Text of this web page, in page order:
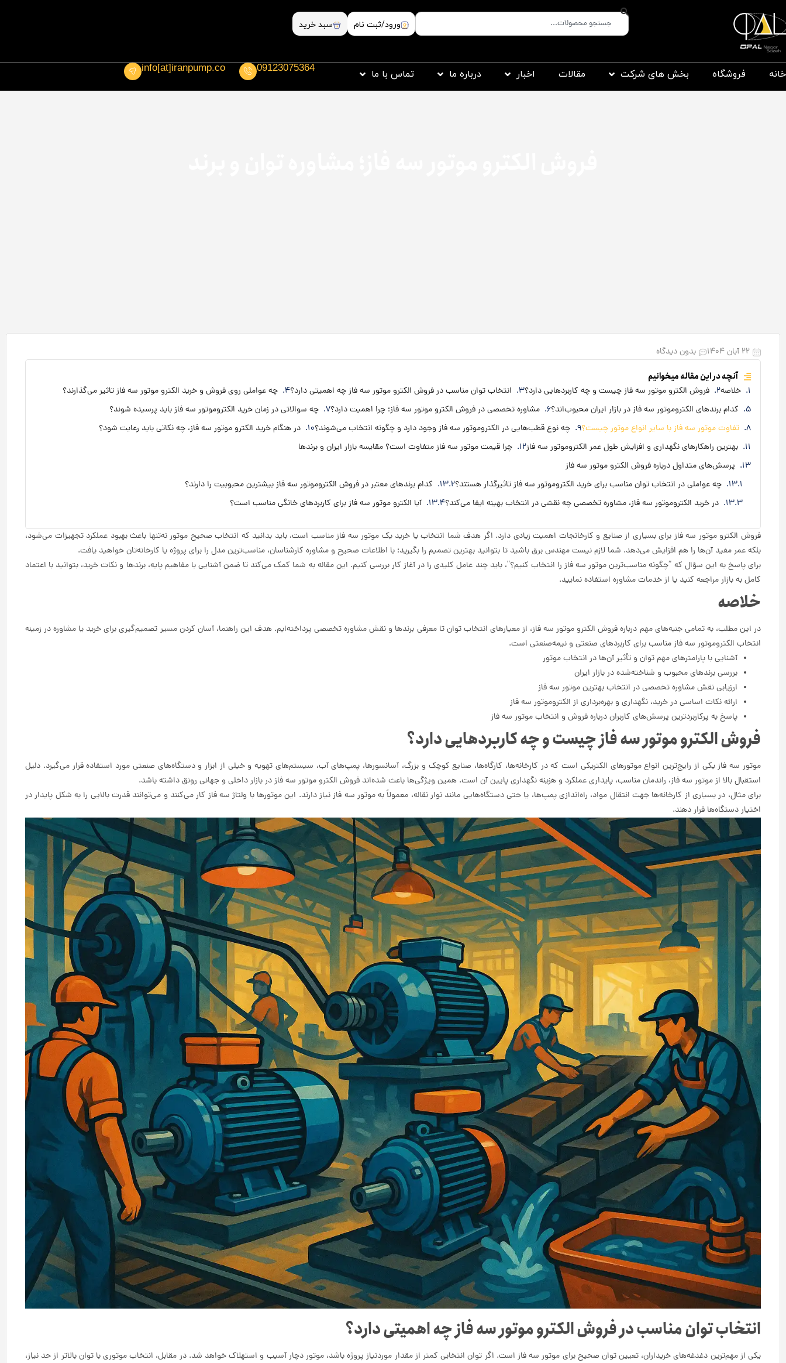
ورود/ثبت نام سبد خرید
خانه فروشگاه بخش های شرکت مقالات اخبار درباره ما تماس با ما
09123075364
info[at]iranpump.co
۲۲ آبان ۱۴۰۴ بدون دیدگاه
آنچه در این مقاله میخوانیم
خلاصه فروش الکترو موتور سه فاز چیست و چه کاربردهایی دارد؟ انتخاب توان مناسب در فروش الکترو موتور سه فاز چه اهمیتی دارد؟
چه عواملی روی فروش و خرید الکترو موتور سه فاز تاثیر می‌گذارند؟
کدام برندهای الکتروموتور سه فاز در بازار ایران محبوب‌اند؟
مشاوره تخصصی در فروش الکترو موتور سه فاز؛ چرا اهمیت دارد؟
چه سوالاتی در زمان خرید الکتروموتور سه فاز باید پرسیده شوند؟
تفاوت موتور سه فاز با سایر انواع موتور چیست؟
چه نوع قطب‌هایی در الکتروموتور سه فاز وجود دارد و چگونه انتخاب می‌شوند؟
در هنگام خرید الکترو موتور سه فاز، چه نکاتی باید رعایت شود؟
بهترین راهکارهای نگهداری و افزایش طول عمر الکتروموتور سه فاز
چرا قیمت موتور سه فاز متفاوت است؟ مقایسه بازار ایران و برندها
پرسش‌های متداول درباره فروش الکترو موتور سه فاز
چه عواملی در انتخاب توان مناسب برای خرید الکتروموتور سه فاز تاثیرگذار هستند؟
کدام برندهای معتبر در فروش الکتروموتور سه فاز بیشترین محبوبیت را دارند؟
در خرید الکتروموتور سه فاز، مشاوره تخصصی چه نقشی در انتخاب بهینه ایفا می‌کند؟
آیا الکترو موتور سه فاز برای کاربردهای خانگی مناسب است؟
فروش الکترو موتور سه فاز برای بسیاری از صنایع و کارخانجات اهمیت زیادی دارد. اگر هدف شما انتخاب یا خرید یک موتور سه فاز مناسب است، باید بدانید که انتخاب صحیح موتور نه‌تنها باعث بهبود عملکرد تجهیزات می‌شود،
بلکه عمر مفید آن‌ها را هم افزایش می‌دهد. شما لازم نیست مهندس برق باشید تا بتوانید بهترین تصمیم را بگیرید؛ با اطلاعات صحیح و مشاوره کارشناسان، مناسب‌ترین مدل را برای پروژه یا کارخانه‌تان خواهید یافت.
برای پاسخ به این سؤال که “چگونه مناسب‌ترین موتور سه فاز را انتخاب کنیم؟”، باید چند عامل کلیدی را در آغاز کار بررسی کنیم. این مقاله به شما کمک می‌کند تا ضمن آشنایی با مفاهیم پایه، برندها و نکات خرید، بتوانید با اعتماد
کامل به بازار مراجعه کنید یا از خدمات مشاوره استفاده نمایید.
خلاصه
در این مطلب، به تمامی جنبه‌های مهم درباره فروش الکترو موتور سه فاز، از معیارهای انتخاب توان تا معرفی برندها و نقش مشاوره تخصصی پرداخته‌ایم. هدف این راهنما، آسان کردن مسیر تصمیم‌گیری برای خرید یا مشاوره در زمینه
انتخاب الکتروموتور سه فاز مناسب برای کاربردهای صنعتی و نیمه‌صنعتی است.
آشنایی با پارامترهای مهم توان و تأثیر آن‌ها در انتخاب موتور
بررسی برندهای محبوب و شناخته‌شده در بازار ایران
ارزیابی نقش مشاوره تخصصی در انتخاب بهترین موتور سه فاز
ارائه نکات اساسی در خرید، نگهداری و بهره‌برداری از الکتروموتور سه فاز
پاسخ به پرکاربردترین پرسش‌های کاربران درباره فروش و انتخاب موتور سه فاز
فروش الکترو موتور سه فاز چیست و چه کاربردهایی دارد؟
موتور سه فاز یکی از رایج‌ترین انواع موتورهای الکتریکی است که در کارخانه‌ها، کارگاه‌ها، صنایع کوچک و بزرگ، آسانسورها، پمپ‌های آب، سیستم‌های تهویه و خیلی از ابزار و دستگاه‌های صنعتی مورد استفاده قرار می‌گیرد. دلیل
استقبال بالا از موتور سه فاز، راندمان مناسب، پایداری عملکرد و هزینه نگهداری پایین آن است. همین ویژگی‌ها باعث شده‌اند فروش الکترو موتور سه فاز در بازار داخلی و جهانی رونق داشته باشد.
برای مثال، در بسیاری از کارخانه‌ها جهت انتقال مواد، راه‌اندازی پمپ‌ها، یا حتی دستگاه‌هایی مانند نوار نقاله، معمولاً به موتور سه فاز نیاز دارند. این موتورها با ولتاژ سه فاز کار می‌کنند و می‌توانند قدرت بالایی را به شکل پایدار در
اختیار دستگاه‌ها قرار دهند.
انتخاب توان مناسب در فروش الکترو موتور سه فاز چه اهمیتی دارد؟
یکی از مهم‌ترین دغدغه‌های خریداران، تعیین توان صحیح برای موتور سه فاز است. اگر توان انتخابی کمتر از مقدار موردنیاز پروژه باشد، موتور دچار آسیب و استهلاک خواهد شد. در مقابل، انتخاب موتوری با توان بالاتر از حد نیاز،